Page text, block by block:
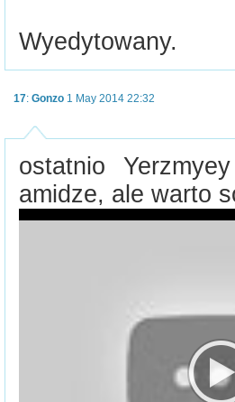
Wyedytowany.
17: Gonzo 1 May 2014 22:32
ostatnio
amidze, ale warto